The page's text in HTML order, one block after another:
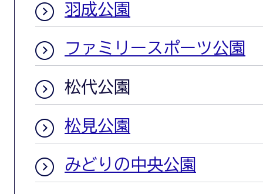
羽成公園
ファミリースポーツ公園
松代公園
松見公園
みどりの中央公園